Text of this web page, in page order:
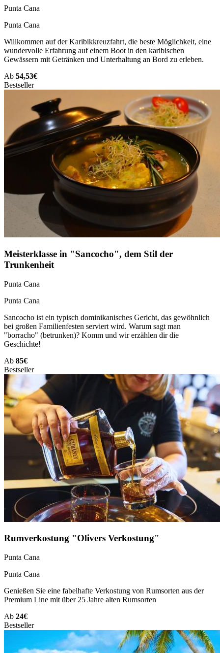
Punta Cana
Punta Cana
Willkommen auf der Karibikkreuzfahrt, die beste Möglichkeit, eine
wundervolle Erfahrung auf einem Boot in den karibischen
Gewässern mit Getränken und Unterhaltung an Bord zu erleben.
Ab 54,53€
Bestseller
Meisterklasse in "Sancocho", dem Stil der
Trunkenheit
Punta Cana
Punta Cana
Sancocho ist ein typisch dominikanisches Gericht, das gewöhnlich
bei großen Familienfesten serviert wird. Warum sagt man
"borracho" (betrunken)? Komm und wir erzählen dir die
Geschichte!
Ab 85€
Bestseller
Rumverkostung "Olivers Verkostung"
Punta Cana
Punta Cana
Genießen Sie eine fabelhafte Verkostung von Rumsorten aus der
Premium Line mit über 25 Jahre alten Rumsorten
Ab 24€
Bestseller